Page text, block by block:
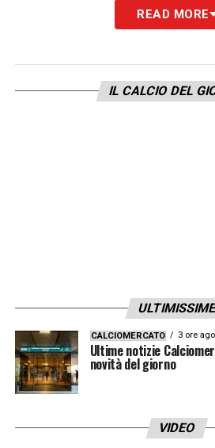
che ci hanno
casa e poi sono scesi in
in pullman? Non l’abbiamo
READ MORE
IL CALCIO DEL
CALCIOMERCATO 3 ore ago
Ultime notizie
novità del giorno
VIDEO